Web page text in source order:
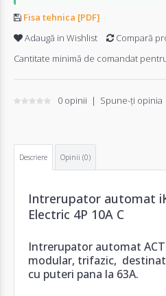
Fisa tehnica [PDF]
Adaugă in Wishlist
Compară
Cantitate minimă de comandat
0 opinii | Spune-ţi opinia
Descriere Opinii (0)
Intrerupator automat
Electric 4P 10A C
Intrerupator automat
modular, trifazic,
cu puteri pana la 63A.